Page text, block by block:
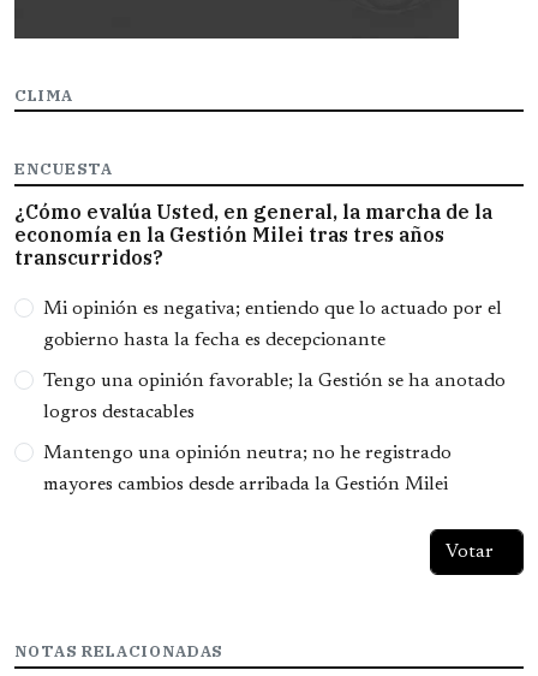
CLIMA
ENCUESTA
¿Cómo evalúa Usted, en general, la marcha de la
economía en la Gestión Milei tras tres años
transcurridos?
Opciones
Mi opinión es negativa; entiendo que lo actuado por el
gobierno hasta la fecha es decepcionante
Tengo una opinión favorable; la Gestión se ha anotado
logros destacables
Mantengo una opinión neutra; no he registrado
mayores cambios desde arribada la Gestión Milei
NOTAS RELACIONADAS